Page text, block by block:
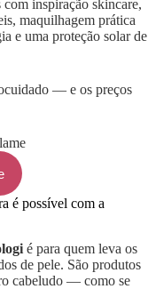
inspiração skincare,
maquilhagem prática
e uma proteção solar de
— e os preços
é possível com a
é para quem leva os
de pele. São produtos
cabeludo — como se